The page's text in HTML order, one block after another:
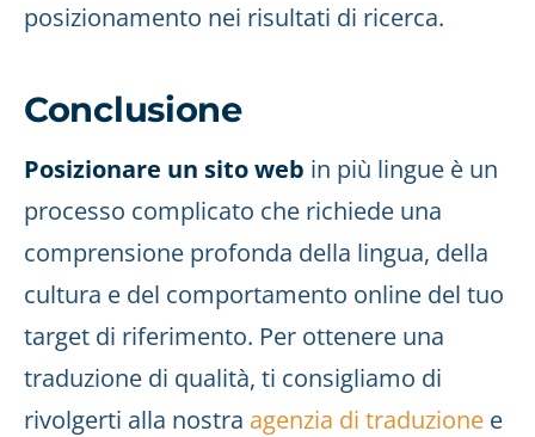
posizionamento nei risultati di ricerca.
Conclusione
Posizionare un sito web in più lingue è un
processo complicato che richiede una
comprensione profonda della lingua, della
cultura e del comportamento online del tuo
target di riferimento. Per ottenere una
traduzione di qualità, ti consigliamo di
rivolgerti alla nostra agenzia di traduzione e